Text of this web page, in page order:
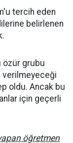
tercih eden
belirlenen
özür grubu
verilmeyeceği
oldu. Ancak bu
için geçerli
öğretmen